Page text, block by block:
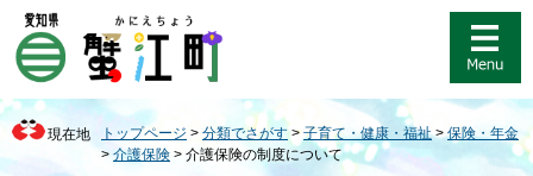
ジ
先
頭
で
ュ
を
飛
ば
現在地 トップページ > 分類でさがす >子育て・健康・福祉 > 保険・年金
> 介護保険 > 介護保険の制度について